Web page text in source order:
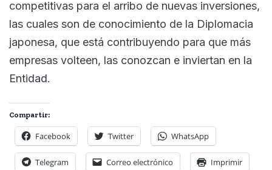
competitivas para el arribo de nuevas inversiones,
las cuales son de conocimiento de la Diplomacia
japonesa, que está contribuyendo para que más
empresas volteen, las conozcan e inviertan en la
Entidad.
Compartir:
Facebook Twitter WhatsApp
Telegram Correo electrónico Imprimir